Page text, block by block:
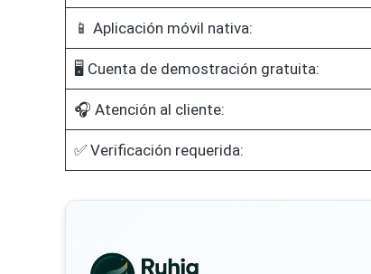
📱 Aplicación móvil nativa:
🖥️ Cuenta de demostración gratuita:
🎧 Atención al cliente:
✅ Verificación requerida: